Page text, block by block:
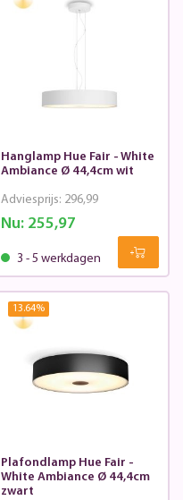
Hanglamp Hue Fair - White
Ambiance Ø 44,4cm wit
Nu: 255,97
Adviesprijs: 296,99
3 - 5 werkdagen
13.64%
Plafondlamp Hue Fair -
White Ambiance Ø 44,4cm
zwart